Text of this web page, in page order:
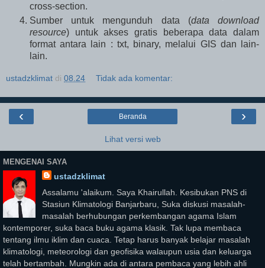
cross-section.
Sumber untuk mengunduh data (data download
resource) untuk akses gratis beberapa data dalam
format antara lain : txt, binary, melalui GIS dan lain-
lain.
ustadzklimat di 08.24 Tidak ada komentar:
‹ ›
Beranda
Lihat versi web
MENGENAI SAYA
ustadzklimat
Assalamu 'alaikum. Saya Khairullah. Kesibukan PNS di
Stasiun Klimatologi Banjarbaru, Suka diskusi masalah-
masalah berhubungan perkembangan agama Islam
kontemporer, suka baca buku agama klasik. Tak lupa membaca
tentang ilmu iklim dan cuaca. Tetap harus banyak belajar masalah
klimatologi, meteorologi dan geofisika walaupun usia dan keluarga
telah bertambah. Mungkin ada di antara pembaca yang lebih ahli